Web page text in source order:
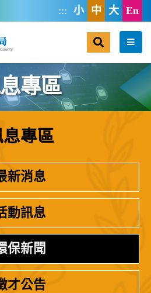
::: 小 中 大 En
選單
專區
息專區
新消息
動訊息
保新聞
才公告